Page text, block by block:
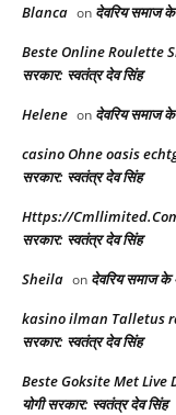
Blanca on देवरिय समाज के
Beste Online Roulette
सरकार: स्वतंत्र देव सिंह
Helene on देवरिय समाज के
casino Ohne oasis
सरकार: स्वतंत्र देव सिंह
Https://
सरकार: स्वतंत्र देव सिंह
Sheila on देवरिय समाज के
kasino ilman Talletus
सरकार: स्वतंत्र देव सिंह
Beste Goksite Met Live
योगी सरकार: स्वतंत्र देव सिंह